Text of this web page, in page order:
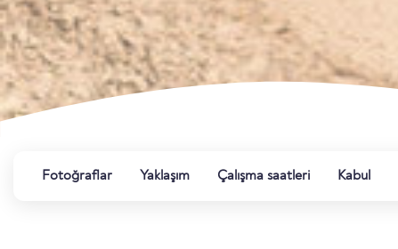
Fotoğraflar Yaklaşım Çalışma saatleri Kabul